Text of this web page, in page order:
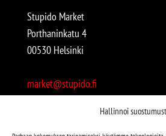
Hallinnoi
Stupido Market
Porthaninkatu 4
00530 Helsinki
market@stupido.fi